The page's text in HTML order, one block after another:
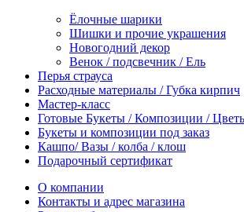
Ёлочные шарики
Шишки и прочие украшения
Новогодний декор
Венок / подсвечник / Ель
Перья страуса
Расходные материалы / Губка кирпич
Мастер-класс
Готовые Букеты / Композиции /
Букеты и композиции под заказ
Кашпо/ Вазы / колба / клош
Подарочный сертификат
О компании
Контакты и адрес магазина